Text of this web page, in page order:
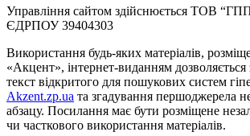
Управління сайтом здійснюється ТОВ
ЄДРПОУ 39404303
Використання будь-яких матеріалів,
«Акцент», інтернет-виданням
текст відкритого для пошукових систем
Akzent.zp.ua та згадування першоджерела
абзацу. Посилання має бути розміщене
чи часткового використання матеріалів.